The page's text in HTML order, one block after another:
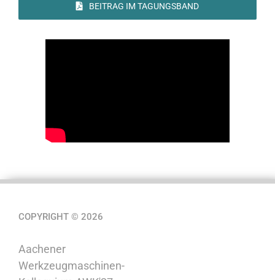
BEITRAG IM TAGUNGSBAND
COPYRIGHT © 2026
Aachener
Werkzeugmaschinen-